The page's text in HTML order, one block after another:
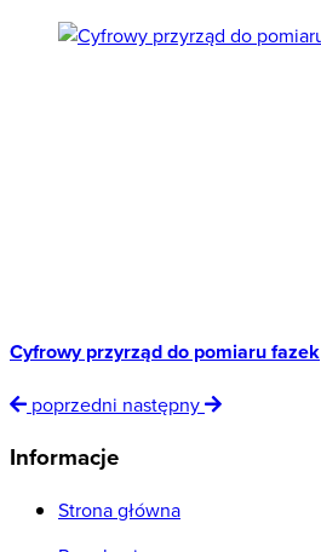
Cyfrowy przyrząd do pomiaru fazek
poprzedni następny
Informacje
Strona główna